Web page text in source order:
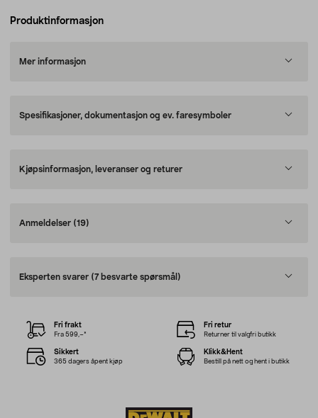
Produktinformasjon
Mer informasjon
Spesifikasjoner, dokumentasjon og ev. faresymboler
Kjøpsinformasjon, leveranser og returer
Anmeldelser (19)
Eksperten svarer (7 besvarte spørsmål)
Fri frakt
Fra 599,–*
Fri retur
Returner til valgfri butikk
Sikkert
365 dagers åpent kjøp
Klikk&Hent
Bestill på nett og hent i butikk